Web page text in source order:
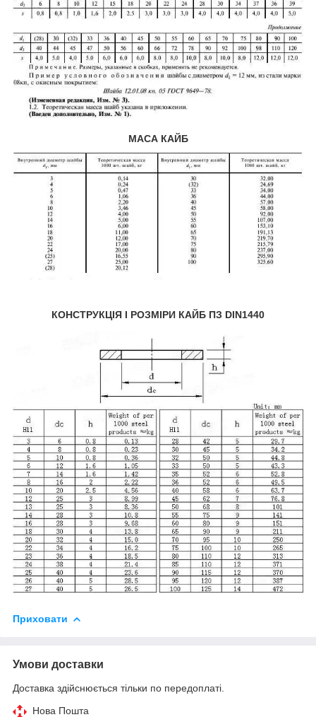
МАСА КАЙБ
КОНСТРУКЦІЯ І РОЗМІРИ КАЙБ ПЗ DIN1440
Приховати
Умови доставки
Доставка здійснюється тільки по передоплаті.
Нова Пошта